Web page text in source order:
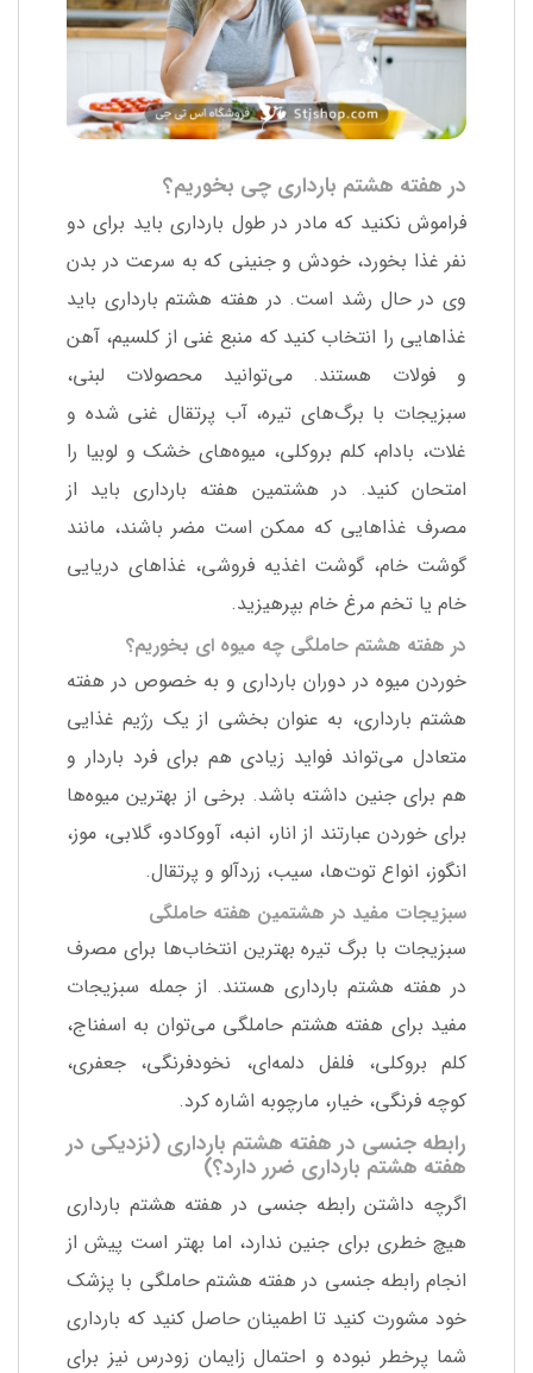
در هفته هشتم بارداری چی بخوریم؟
فراموش نکنید که مادر در طول بارداری باید برای دو
نفر غذا بخورد، خودش و جنینی که به سرعت در بدن
وی در حال رشد است. در هفته هشتم بارداری باید
غذاهایی را انتخاب کنید که منبع غنی از کلسیم، آهن
و فولات هستند. می‌توانید محصولات لبنی،
سبزیجات با برگ‌های تیره، آب پرتقال غنی شده و
غلات، بادام، کلم بروکلی، میوه‌های خشک و لوبیا را
امتحان کنید. در هشتمین هفته بارداری باید از
مصرف غذاهایی که ممکن است مضر باشند، مانند
گوشت خام، گوشت اغذیه فروشی، غذاهای دریایی
خام یا تخم مرغ خام بپرهیزید.
در هفته هشتم حاملگی چه میوه ای بخوریم؟
خوردن میوه در دوران بارداری و به خصوص در هفته
هشتم بارداری، به عنوان بخشی از یک رژیم غذایی
متعادل می‌تواند فواید زیادی هم برای فرد باردار و
هم برای جنین داشته باشد. برخی از بهترین میوه‌ها
برای خوردن عبارتند از انار، انبه، آووکادو، گلابی، موز،
انگوز، انواع توت‌ها، سیب، زردآلو و پرتقال.
سبزیجات مفید در هشتمین هفته حاملگی
سبزیجات با برگ تیره بهترین انتخاب‌ها برای مصرف
در هفته هشتم بارداری هستند. از جمله سبزیجات
مفید برای هفته هشتم حاملگی می‌توان به اسفناج،
کلم بروکلی، فلفل دلمه‌ای، نخودفرنگی، جعفری،
کوچه فرنگی، خیار، مارچوبه اشاره کرد.
رابطه جنسی در هفته هشتم بارداری (نزدیکی در
هفته هشتم بارداری ضرر دارد؟)
اگرچه داشتن رابطه جنسی در هفته هشتم بارداری
هیچ خطری برای جنین ندارد، اما بهتر است پیش از
انجام رابطه جنسی در هفته هشتم حاملگی با پزشک
خود مشورت کنید تا اطمینان حاصل کنید که بارداری
شما پرخطر نبوده و احتمال زایمان زودرس نیز برای